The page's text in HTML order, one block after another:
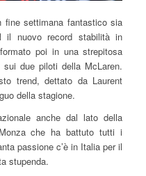
settimana fantastico sia
il nuovo record stabilità in
poi in una strepitosa
due piloti della McLaren.
trend, dettato da Laurent
della stagione.
anche dal lato della
che ha battuto tutti i
passione c’è in Italia per il
stupenda.